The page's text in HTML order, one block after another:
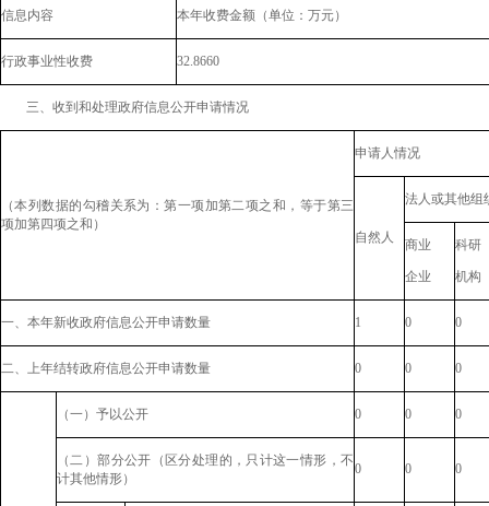
信息内容 本年收费金额（单位：万元）
行政事业性收费 32.8660
三、收到和处理政府信息公开申请情况
（本列数据的勾稽关系为：第一项加第二项之和，等于第三
项加第四项之和）
申请人情况
自然人
法人或其他组
商业
企业
科研
机构
一、本年新收政府信息公开申请数量 1 0 0
二、上年结转政府信息公开申请数量 0 0 0
（一）予以公开 0 0 0
（二）部分公开（区分处理的，只计这一情形，不
计其他情形）
0 0 0